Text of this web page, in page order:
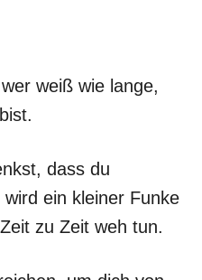
weiß wie lange,
dass du
ein kleiner Funke
zu Zeit weh tun.